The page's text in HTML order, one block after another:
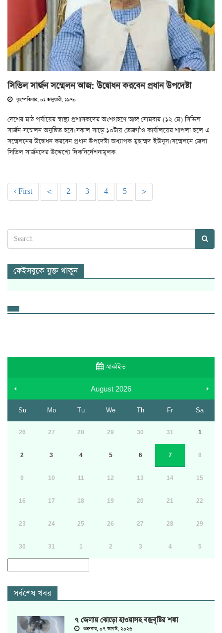
সিভিল সার্জন সম্মেলন আজ: উদ্বোধন করবেন প্রধান উপদেষ্টা
বৃহস্পতিবার, ০১ জানুয়ারী, ১৯৭০
দেশের মাঠ পর্যায়ের স্বাস্থ্য প্রশাসকদের অংশগ্রহণে আজ সোমবার (১২ মে) সিভিল
সার্জন সম্মেলন অনুষ্ঠিত হবে।সকাল সাড়ে ১০টায় তেজগাঁও কার্যালয়ের শাপলা হলে এ
সম্মেলনের উদ্বোধন করবেন প্রধান উপদেষ্টা অধ্যাপক মুহাম্মদ ইউনূস।সম্মেলনে জেলা
সিভিল সার্জনদের উদ্দেশ্যে দিকনির্দেশনামূলক
‹ First < 2 3 4 5 >
ফেইসবুকে যুক্ত থাকুন
আর্কাইভ
August 2026
Su Mo Tu We Th Fr Sa
26 27 28 29 30 31 1
2 3 4 5 6 7 8
9 10 11 12 13 14 15
16 17 18 19 20 21 22
23 24 25 26 27 28 29
30 31 1 2 3 4 5
সর্বশেষ খবর
৭ জেলায় ঝোড়ো হাওয়াসহ বজ্রবৃষ্টির শঙ্কা
শুক্রবার, ০৭ আগস্ট, ২০২৬